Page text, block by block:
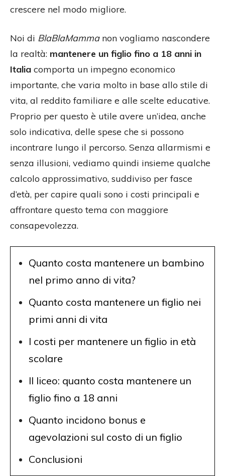
crescere nel modo migliore.
Noi di BlaBlaMammanon vogliamo nascondere
la realtà: mantenere un figlio fino a 18 anni in
Italia comporta un impegno economico
importante, che varia molto in base allo stile di
vita, al reddito familiare e alle scelte educative.
Proprio per questo è utile avere un’idea, anche
solo indicativa, delle spese che si possono
incontrare lungo il percorso. Senza allarmismi e
senza illusioni, vediamo quindi insieme qualche
calcolo approssimativo, suddiviso per fasce
d’età, per capire quali sono i costi principali e
affrontare questo tema con maggiore
consapevolezza.
Quanto costa mantenere un bambino
nel primo anno di vita?
Quanto costa mantenere un figlio nei
primi anni di vita
I costi per mantenere un figlio in età
scolare
Il liceo: quanto costa mantenere un
figlio fino a 18 anni
Quanto incidono bonus e
agevolazioni sul costo di un figlio
Conclusioni